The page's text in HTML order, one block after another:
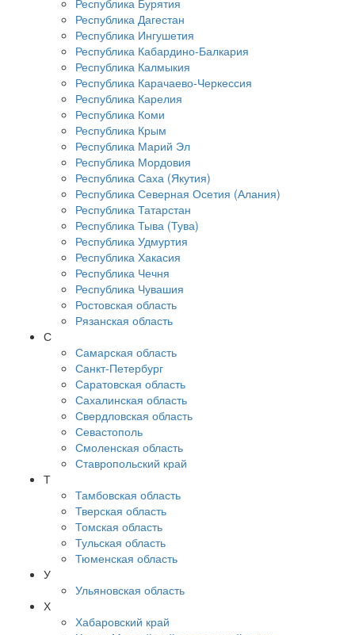
Республика Бурятия
Республика Дагестан
Республика Ингушетия
Республика Кабардино-Балкария
Республика Калмыкия
Республика Карачаево-Черкессия
Республика Карелия
Республика Коми
Республика Крым
Республика Марий Эл
Республика Мордовия
Республика Саха (Якутия)
Республика Северная Осетия (Алания)
Республика Татарстан
Республика Тыва (Тува)
Республика Удмуртия
Республика Хакасия
Республика Чечня
Республика Чувашия
Ростовская область
Рязанская область
С
Самарская область
Санкт-Петербург
Саратовская область
Сахалинская область
Свердловская область
Севастополь
Смоленская область
Ставропольский край
Т
Тамбовская область
Тверская область
Томская область
Тульская область
Тюменская область
У
Ульяновская область
Х
Хабаровский край